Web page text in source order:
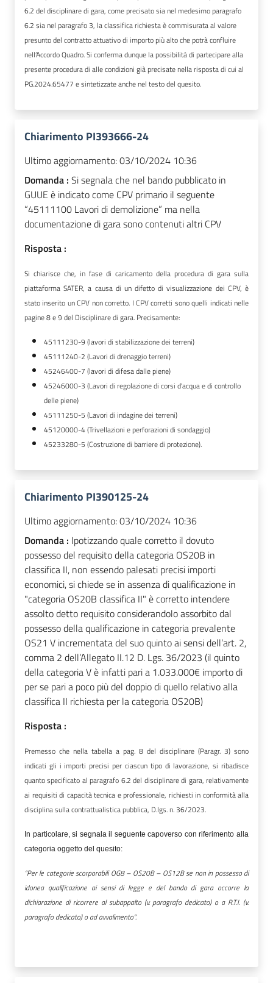
6.2 del disciplinare di gara, come precisato sia nel medesimo paragrafo
6.2 sia nel paragrafo 3, la classifica richiesta è commisurata al valore
presunto del contratto attuativo di importo più alto che potrà confluire
nell’Accordo Quadro. Si conferma dunque la possibilità di partecipare alla
presente procedura di alle condizioni già precisate nella risposta di cui al
PG.2024.65477 e sintetizzate anche nel testo del quesito.
Chiarimento PI393666-24
Ultimo aggiornamento:03/10/2024 10:36
Domanda : Si segnala che nel bando pubblicato in
GUUE è indicato come CPV primario il seguente
“45111100 Lavori di demolizione” ma nella
documentazione di gara sono contenuti altri CPV
Risposta :
Si chiarisce che, in fase di caricamento della procedura di gara sulla
piattaforma SATER, a causa di un difetto di visualizzazione dei CPV, è
stato inserito un CPV non corretto. I CPV corretti sono quelli indicati nelle
pagine 8 e 9 del Disciplinare di gara. Precisamente:
45111230-9 (lavori di stabilizzazione dei terreni)
45111240-2 (Lavori di drenaggio terreni)
45246400-7 (lavori di difesa dalle piene)
45246000-3 (Lavori di regolazione di corsi d'acqua e di controllo
delle piene)
45111250-5 (Lavori di indagine dei terreni)
45120000-4 (Trivellazioni e perforazioni di sondaggio)
45233280-5 (Costruzione di barriere di protezione).
Chiarimento PI390125-24
Ultimo aggiornamento:03/10/2024 10:36
Domanda : Ipotizzando quale corretto il dovuto
possesso del requisito della categoria OS20B in
classifica II, non essendo palesati precisi importi
economici, si chiede se in assenza di qualificazione in
"categoria OS20B classifica II" è corretto intendere
assolto detto requisito considerandolo assorbito dal
possesso della qualificazione in categoria prevalente
OS21 V incrementata del suo quinto ai sensi dell’art. 2,
comma 2 dell’Allegato II.12 D. Lgs. 36/2023 (il quinto
della categoria V è infatti pari a 1.033.000€ importo di
per se pari a poco più del doppio di quello relativo alla
classifica II richiesta per la categoria OS20B)
Risposta :
Premesso che nella tabella a pag. 8 del disciplinare (Paragr. 3) sono
indicati gli i importi precisi per ciascun tipo di lavorazione, si ribadisce
quanto specificato al paragrafo 6.2 del disciplinare di gara, relativamente
ai requisiti di capacità tecnica e professionale, richiesti in conformità alla
disciplina sulla contrattualistica pubblica, D.lgs. n. 36/2023.
In particolare, si segnala il seguente capoverso con riferimento alla
categoria oggetto del quesito:
“Per le categorie scorporabili OG8 – OS20B – OS12B se non in possesso di
idonea qualificazione ai sensi di legge e del bando di gara occorre la
dichiarazione di ricorrere al subappalto (v. paragrafo dedicato) o a R.T.I. (v.
paragrafo dedicato) o ad avvalimento”.